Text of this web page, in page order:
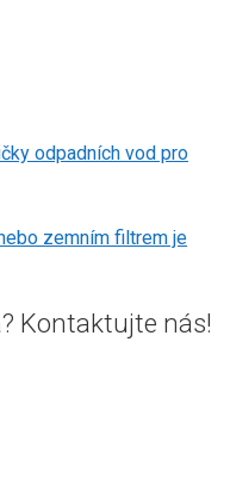
odpadních vod pro
zemním filtrem je
Kontaktujte nás!